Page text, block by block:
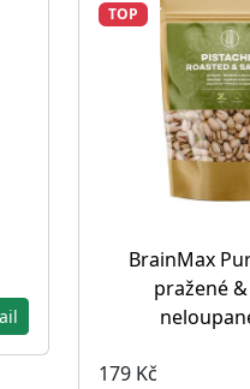
TOP
BrainMax
pražené
179 Kč